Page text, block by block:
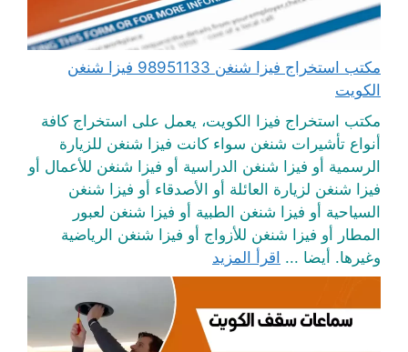
مكتب استخراج فيزا شنغن 98951133 فيزا شنغن
الكويت
مكتب استخراج فيزا الكويت، يعمل على استخراج كافة
أنواع تأشيرات شنغن سواء كانت فيزا شنغن للزيارة
الرسمية أو فيزا شنغن الدراسية أو فيزا شنغن للأعمال أو
فيزا شنغن لزيارة العائلة أو الأصدقاء أو فيزا شنغن
السياحية أو فيزا شنغن الطبية أو فيزا شنغن لعبور
المطار أو فيزا شنغن للأزواج أو فيزا شنغن الرياضية
وغيرها. أيضا ... اقرأ المزيد